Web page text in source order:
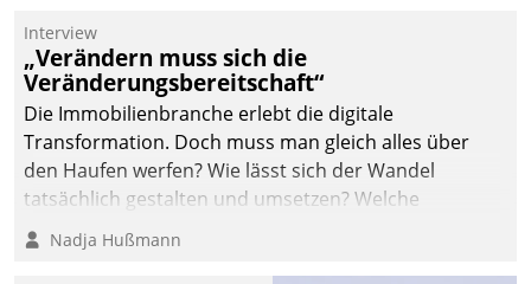
integrieren.
Interview
„Verändern muss sich die
Veränderungsbereitschaft“
Die Immobilienbranche erlebt die digitale
Transformation. Doch muss man gleich alles über
den Haufen werfen? Wie lässt sich der Wandel
tatsächlich gestalten und umsetzen? Welche
Argumente zählen wirklich?
Nadja Hußmann